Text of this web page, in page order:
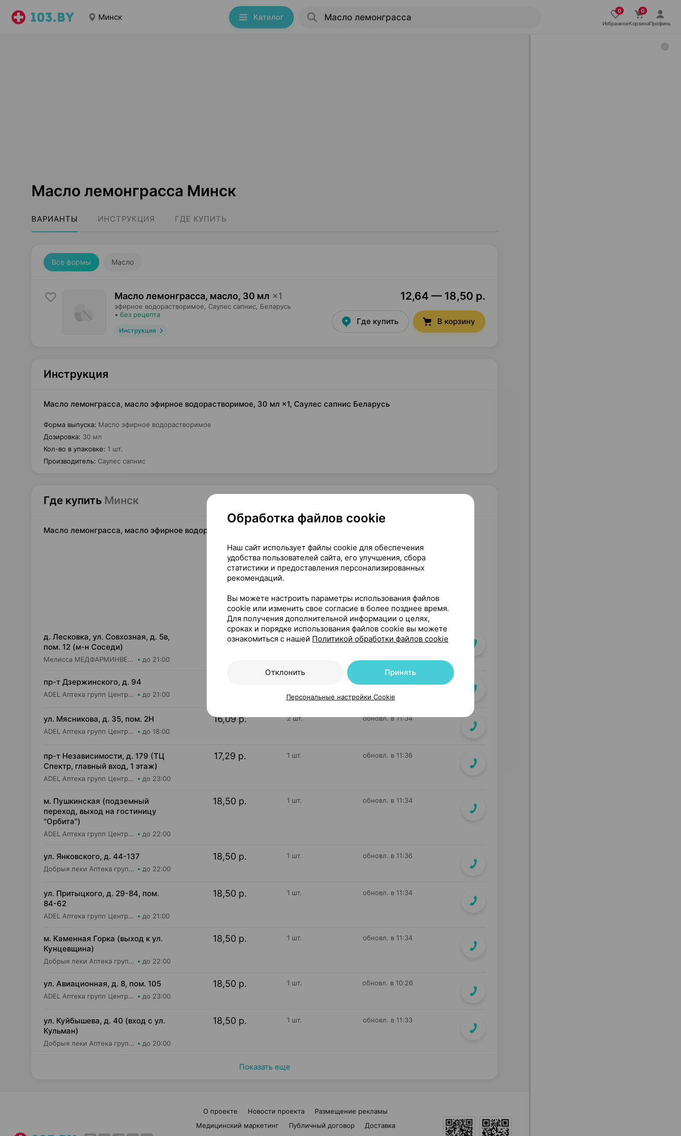
Минск Каталог
ИзбранноеКорзинаПрофиль
Масло лемонграсса Минск
ВАРИАНТЫ ИНСТРУКЦИЯ ГДЕ КУПИТЬ
Все формы Масло
Масло лемонграсса, масло, 30 мл ×1
эфирное водорастворимое, Саулес сапнис , Беларусь
• без рецепта
Инструкция
12,64 — 18,50 р.
Где купить В корзину
Инструкция
Масло лемонграсса, масло эфирное водорастворимое, 30 мл ×1, Саулес сапнис Беларусь
Форма выпуска: Масло эфирное водорастворимое
Дозировка: 30 мл
Кол-во в упаковке: 1 шт.
Производитель: Саулес сапнис
Где купить Минск
Масло лемонграсса, масло эфирное водорастворимое, 30 мл ×1, Саулес сапнис Беларусь
На карте
д. Лесковка, ул. Совхозная, д. 5в,
пом. 12 (м-н Соседи)
Мелисса МЕДФАРМИНВЕСТ УП Аптека №33 до 21:00
12,64 р. 1 шт. обновл. в 09:04
пр-т Дзержинского, д. 94
ADEL Аптека групп Центр ООО Аптека №94 до 21:00
ул. Мясникова, д. 35, пом. 2Н
ADEL Аптека групп Центр ООО Аптека №18 до 18:00
16,09 р. 2 шт. обновл. в 11:34
пр-т Независимости, д. 179 (ТЦ
Спектр, главный вход, 1 этаж)
ADEL Аптека групп Центр ООО Аптека №61 до 23:00
17,29 р. 1 шт. обновл. в 11:36
м. Пушкинская (подземный
переход, выход на гостиницу
"Орбита")
ADEL Аптека групп Центр ООО Аптека №11 до 22:00
18,50 р. 1 шт. обновл. в 11:34
ул. Янковского, д. 44-137
Добрыя леки Аптека групп Центр ООО Аптека №56 до 22:00
18,50 р. 1 шт. обновл. в 11:36
ул. Притыцкого, д. 29-84, пом.
84-62
ADEL Аптека групп Центр ООО Аптека №110 до 21:00
18,50 р. 1 шт. обновл. в 11:34
м. Каменная Горка (выход к ул.
Кунцевщина)
Добрыя леки Аптека групп Центр ООО Аптека №13 до 22:00
18,50 р. 1 шт. обновл. в 11:34
ул. Авиационная, д. 8, пом. 105
ADEL Аптека групп Центр ООО Аптека №49 до 23:00
18,50 р. 1 шт. обновл. в 10:26
ул. Куйбышева, д. 40 (вход с ул.
Кульман)
Добрыя леки Аптека групп Центр ООО Аптека №2 до 20:00
18,50 р. 1 шт. обновл. в 11:33
Показать еще
О проекте Новости проекта
Размещение рекламы
Медицинский маркетинг
Публичный договор
Доставка
Обработка файлов cookie
Наш сайт использует файлы cookie для обеспечения
удобства пользователей сайта, его улучшения, сбора
статистики и предоставления персонализированных
рекомендаций.
Вы можете настроить параметры использования файлов
cookie или изменить свое согласие в более позднее время.
Для получения дополнительной информации о целях,
сроках и порядке использования файлов cookie вы можете
ознакомиться с нашей Политикой обработки файлов cookie
Отклонить Принять
Персональные настройки Cookie